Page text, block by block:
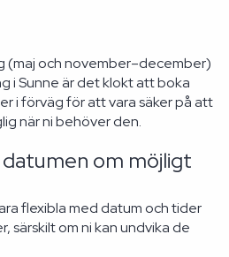
(maj och november–december)
i Sunne är det klokt att boka
i förväg för att vara säker på att
när ni behöver den.
om möjligt
flexibla med datum och tider
särskilt om ni kan undvika de